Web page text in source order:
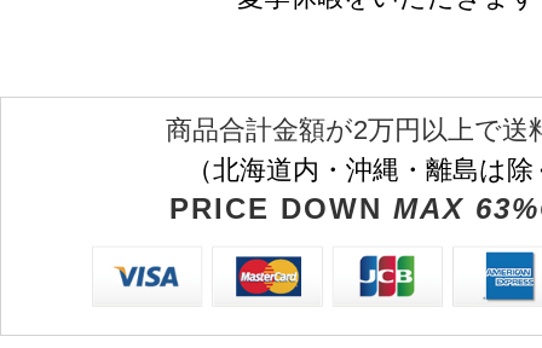
商品合計金額が2万円以上で送
（北海道内・沖縄・離島は
PRICE DOWN MAX